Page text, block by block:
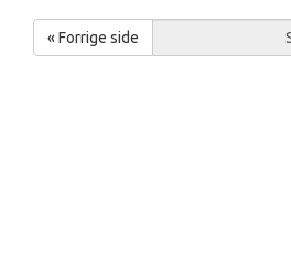
« Forrige side